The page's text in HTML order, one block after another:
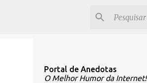
Portal de Anedotas
O Melhor Humor da Internet!